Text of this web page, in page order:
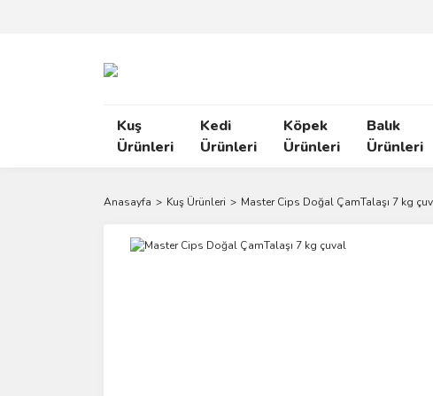
Kuş
Ürünleri
Kedi
Ürünleri
Köpek
Ürünleri
Balık
Ürünleri
Anasayfa Kuş Ürünleri Master Cips Doğal ÇamTalaşı 7 kg